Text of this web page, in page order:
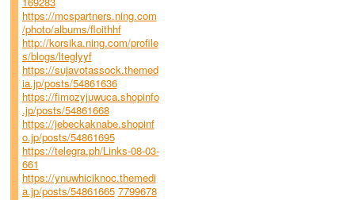
https://mcspartners.ning.com
/photo/albums/floithhf
http://korsika.ning.com/profile
s/blogs/lteglyyf
https://sujavotassock.themed
ia.jp/posts/54861636
https://fimozyjuwuca.shopinfo
.jp/posts/54861668
https://jebeckaknabe.shopinf
o.jp/posts/54861695
https://telegra.ph/Links-08-03-
661
https://ynuwhiciknoc.themedi
a.jp/posts/54861665 7799678